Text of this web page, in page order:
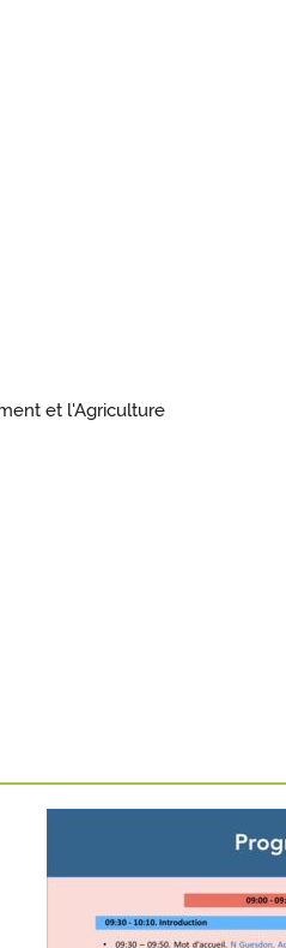
et l'Agriculture